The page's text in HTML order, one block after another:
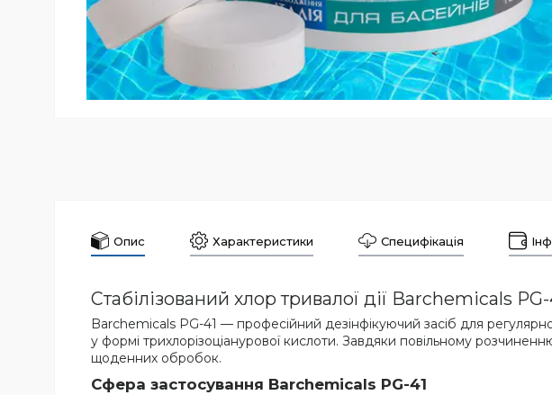
Опис Характеристики Специфікація
Стабілізований хлор тривалої дії Barchemicals PG-
Barchemicals PG-41 — професійний дезінфікуючий засіб для
у формі трихлорізоціанурової кислоти. Завдяки повільному
щоденних обробок.
Сфера застосування Barchemicals PG-41